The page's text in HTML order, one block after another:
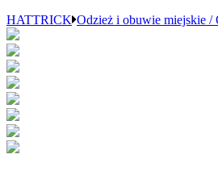
HATTRICK Odzież i obuwie miejskie /